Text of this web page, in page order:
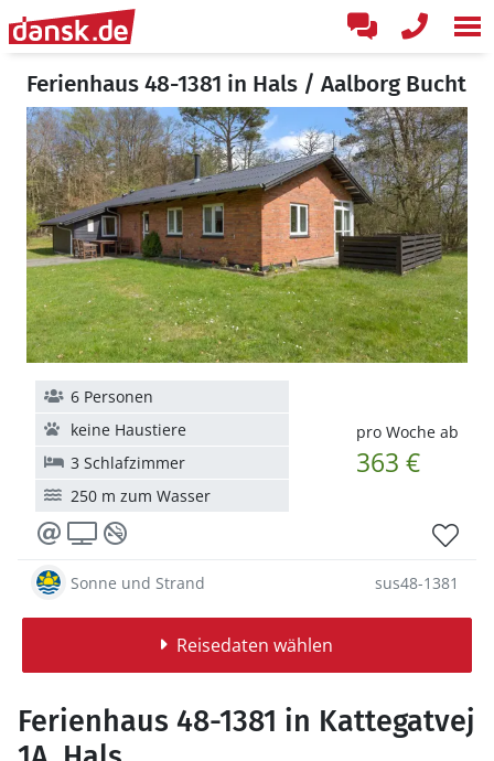
Ferienhaus 48-1381 in Hals / Aalborg Bucht
pro Woche ab
363 €
6 Personen
keine Haustiere
3 Schlafzimmer
250 m zum Wasser
Sonne und Strand sus48-1381
Reisedaten wählen
Ferienhaus 48-1381 in Kattegatvej